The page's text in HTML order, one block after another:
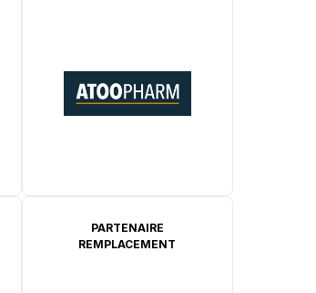
PARTENAIRE
REMPLACEMENT